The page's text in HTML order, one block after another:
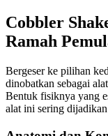
Cobbler
Ramah
Bergeser ke pilihan
dinobatkan sebagai
Bentuk fisiknya yang
alat ini sering